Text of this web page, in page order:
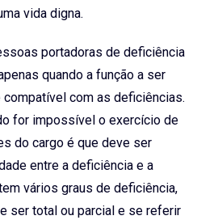
vida digna.
portadoras de deficiência
quando a função a ser
com as deficiências.
for impossível o exercício de
do cargo é que deve ser
entre a deficiência e a
vários graus de deficiência,
ser total ou parcial e se referir